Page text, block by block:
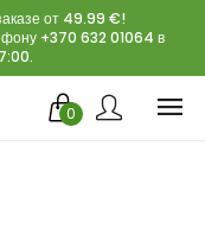
от 49.99 €!
+370 632 01064 в
0